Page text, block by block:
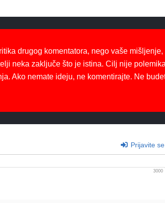
drugog komentatora, nego vaše mišljenje,
neka zaključe što je istina. Cilj nije
Ako nemate ideju, ne komentirajte. Ne
Prijavite se
3000